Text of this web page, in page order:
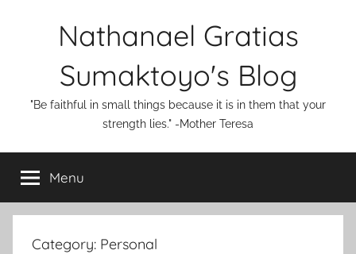
Nathanael Gratias
Sumaktoyo's Blog
"Be faithful in small things because it is in them that your
strength lies." -Mother Teresa
Menu
Category: Personal